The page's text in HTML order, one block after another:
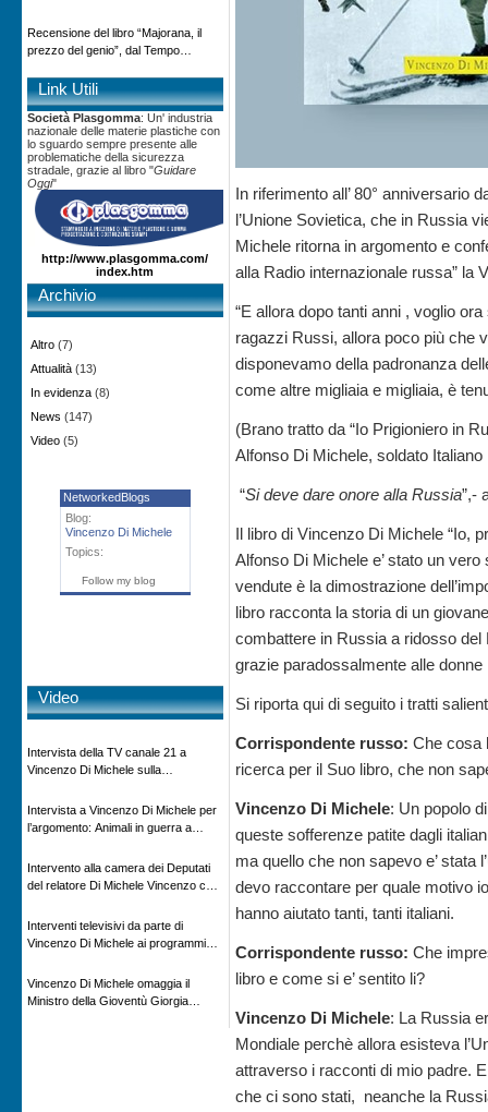
Recensione del libro “Majorana, il
prezzo del genio”, dal Tempo
Link Utili
Società Plasgomma: Un' industria
nazionale delle materie plastiche con
lo sguardo sempre presente alle
problematiche della sicurezza
stradale, grazie al libro "Guidare
Oggi"
http://www.plasgomma.com/
index.htm
Archivio
Altro (7)
Attualità (13)
In evidenza (8)
News (147)
Video (5)
NetworkedBlogs
Blog:
Vincenzo Di Michele
Topics:
Follow my blog
Video
Intervista della TV canale 21 a
Vincenzo Di Michele sulla
Intervista a Vincenzo Di Michele per
l’argomento: Animali in guerra a
in onda su Espansione TV
Intervento alla camera dei Deputati
del relatore Di Michele Vincenzo con
impatto ambientale e problematiche
sui veicoli storici e trattori d’epoca
Interventi televisivi da parte di
Vincenzo Di Michele ai programmi
rivisitazione della storia
Vincenzo Di Michele omaggia il
Ministro della Gioventù Giorgia
In riferimento all’ 80° anniversario
l’Unione Sovietica, che in Russia
Michele ritorna in argomento e
alla Radio internazionale russa” la
“E allora dopo tanti anni , voglio
ragazzi Russi, allora poco più che
disponevamo della padronanza
come altre migliaia e migliaia, è
(Brano tratto da “Io Prigioniero in
Alfonso Di Michele, soldato
“Si deve dare onore alla Russia”,-
Il libro di Vincenzo Di Michele “Io,
Alfonso Di Michele e’ stato un
vendute è la dimostrazione
libro racconta la storia di un
combattere in Russia a ridosso
grazie paradossalmente alle donne
Si riporta qui di seguito i tratti
Corrispondente russo: Che cosa
ricerca per il Suo libro, che non
Vincenzo Di Michele: Un popolo
queste sofferenze patite dagli
ma quello che non sapevo e’ stata
devo raccontare per quale motivo
hanno aiutato tanti, tanti italiani.
Corrispondente russo: Che
libro e come si e’ sentito li?
Vincenzo Di Michele: La Russia
Mondiale perchè allora esisteva
attraverso i racconti di mio padre.
che ci sono stati, neanche la